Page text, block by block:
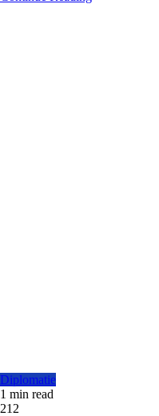
Diplomatie
1 min read
212